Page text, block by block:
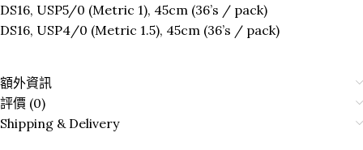
DS16, USP5/0 (Metric 1), 45cm (36’s / pack)
DS16, USP4/0 (Metric 1.5), 45cm (36’s / pack)
額外資訊
評價 (0)
Shipping & Delivery